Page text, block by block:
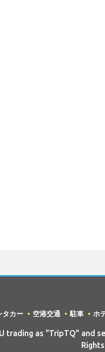
タカー 空港交通 駐車 ホ
trading as "TripTQ"